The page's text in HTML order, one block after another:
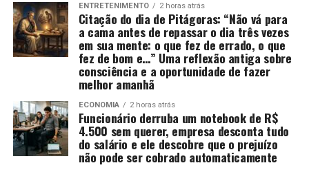
ENTRETENIMENTO 2 horas atrás
Citação do dia de Pitágoras: “Não vá para
a cama antes de repassar o dia três vezes
em sua mente: o que fez de errado, o que
fez de bom e…” Uma reflexão antiga sobre
consciência e a oportunidade de fazer
melhor amanhã
ECONOMIA 2 horas atrás
Funcionário derruba um notebook de R$
4.500 sem querer, empresa desconta tudo
do salário e ele descobre que o prejuízo
não pode ser cobrado automaticamente